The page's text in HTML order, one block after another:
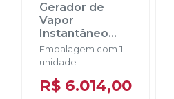
Gerador de
Vapor
Instantâneo
Turbo Vapor
220v-
Embalagem com 1
unidade
R$ 6.014,00